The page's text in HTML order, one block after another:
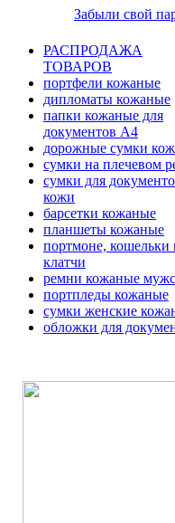
Забыли свой
РАСПРОДАЖА
ТОВАРОВ
портфели кожаные
дипломаты кожаные
папки кожаные для
документов А4
дорожные сумки
сумки на плечевом
сумки для
кожи
барсетки кожаные
планшеты кожаные
портмоне, кошельки
клатчи
ремни кожаные
портпледы кожаные
сумки женские
обложки для